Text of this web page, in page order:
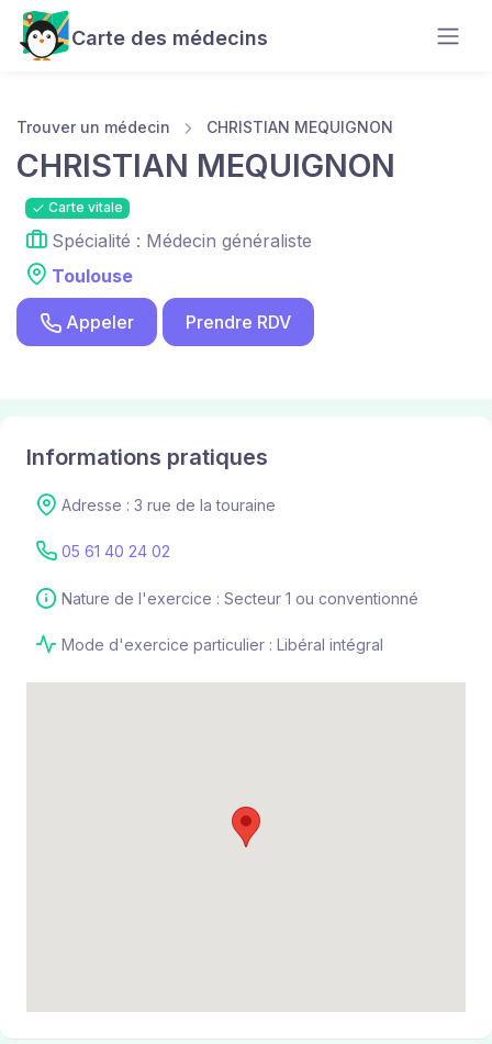
Carte des médecins
Trouver un médecin CHRISTIAN MEQUIGNON
CHRISTIAN MEQUIGNON
Carte vitale
Spécialité : Médecin généraliste
Toulouse
Appeler Prendre RDV
Informations pratiques
Adresse : 3 rue de la touraine
05 61 40 24 02
Nature de l'exercice : Secteur 1 ou conventionné
Mode d'exercice particulier : Libéral intégral